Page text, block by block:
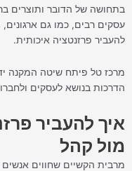
בתחושה של הדובר ותוצרים
עסקים רבים, כמו גם ארגונים,
להעביר פרזנטציה איכותית.
מרכז טל פיתח שיטה המקנה
הדרכות בנושא לעסקים
איך להעביר
מול קהל
מרבית הקשיים שחווים